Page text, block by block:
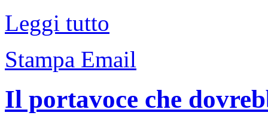
Leggi tutto
Stampa Email
Il portavoce che